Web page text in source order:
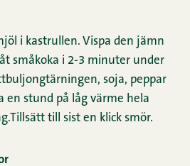
i kastrullen. Vispa den jämn
småkoka i 2-3 minuter under
soja, peppar
en stund på låg värme hela
till sist en klick smör.